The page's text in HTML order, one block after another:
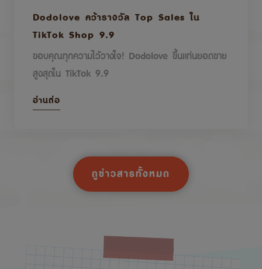
Dodolove คว้ารางวัล Top Sales ใน
TikTok Shop 9.9
ขอบคุณทุกความไว้วางใจ! Dodolove ขึ้นแท่นยอดขาย
สูงสุดใน TikTok 9.9
อ่านต่อ
ดูข่าวสารทั้งหมด